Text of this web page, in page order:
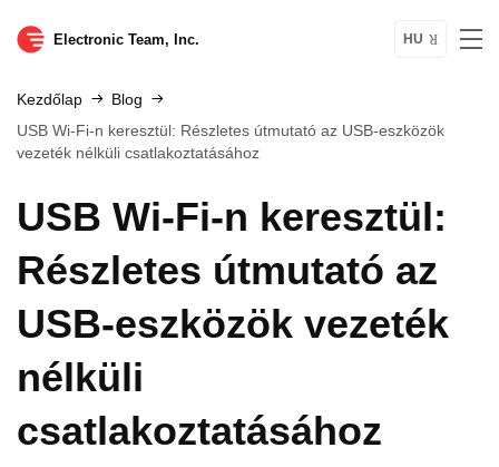
Electronic Team, Inc. HU
Kezdőlap
Blog
USB Wi-Fi-n keresztül: Részletes útmutató az USB-eszközök
vezeték nélküli csatlakoztatásához
USB Wi-Fi-n keresztül:
Részletes útmutató az
USB-eszközök vezeték
nélküli
csatlakoztatásához